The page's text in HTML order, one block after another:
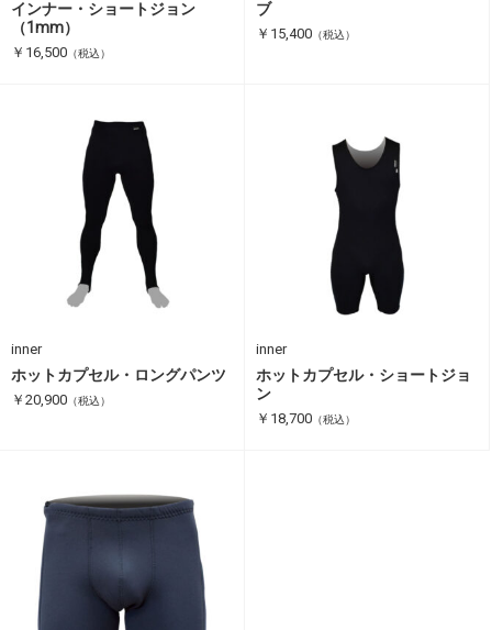
インナー・ショートジョン
（1mm）
￥16,500 （税込）
ブ
￥15,400 （税込）
inner
ホットカプセル・ロングパンツ
￥20,900 （税込）
inner
ホットカプセル・ショートジョ
ン
￥18,700 （税込）